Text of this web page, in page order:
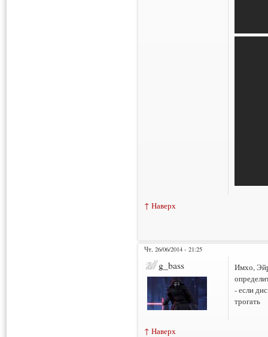
↑ Наверх
Чт, 26/06/2014 - 21:25
g_bass
Имхо,
- если
трогать
↑ Наверх